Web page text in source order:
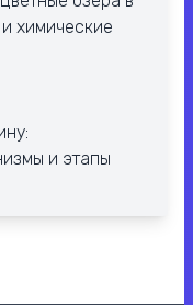
химические
и этапы